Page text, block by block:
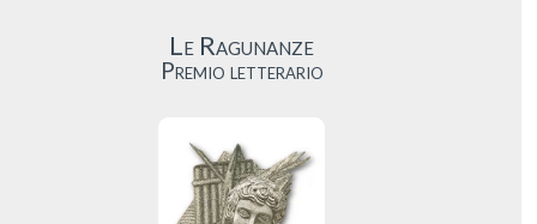
Le Ragunanze
Premio letterario